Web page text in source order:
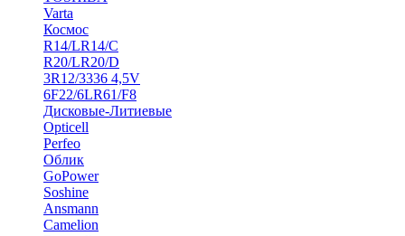
Varta
Космос
R14/LR14/C
R20/LR20/D
3R12/3336 4,5V
6F22/6LR61/F8
Дисковые-Литиевые
Opticell
Perfeo
Облик
GoPower
Soshine
Ansmann
Camelion